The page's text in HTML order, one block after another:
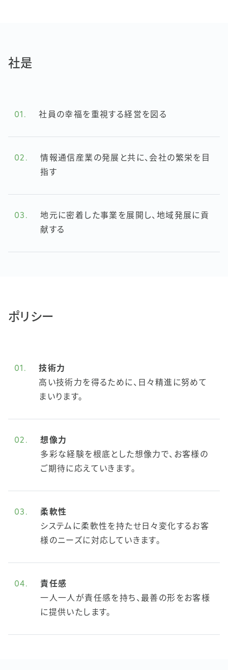
社是
01. 社員の幸福を重視する経営を図る
02.
情報通信産業の発展と共に、会社の繁栄を目
指す
03.
地元に密着した事業を展開し、地域発展に貢
献する
ポリシー
01.
技術力
高い技術力を得るために、日々精進に努めて
まいります。
02.
想像力
多彩な経験を根底とした想像力で、お客様の
ご期待に応えていきます。
03.
柔軟性
システムに柔軟性を持たせ日々変化するお客
様のニーズに対応していきます。
04.
責任感
一人一人が責任感を持ち、最善の形をお客様
に提供いたします。